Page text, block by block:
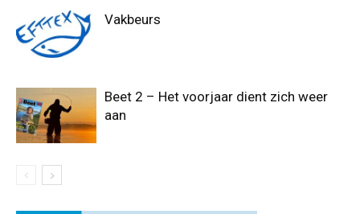
Vakbeurs
Beet 2 – Het voorjaar dient zich weer
aan